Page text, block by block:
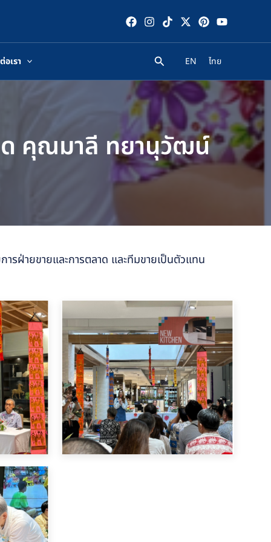
อเรา EN ไทย
ด คุณมาลี ทยานุวัฒน์
ฝ่ายขายและการตลาด และทีมขายเป็นตัวแทน